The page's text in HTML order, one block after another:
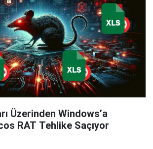
Üzerinden Windows’a
RAT Tehlike Saçıyor